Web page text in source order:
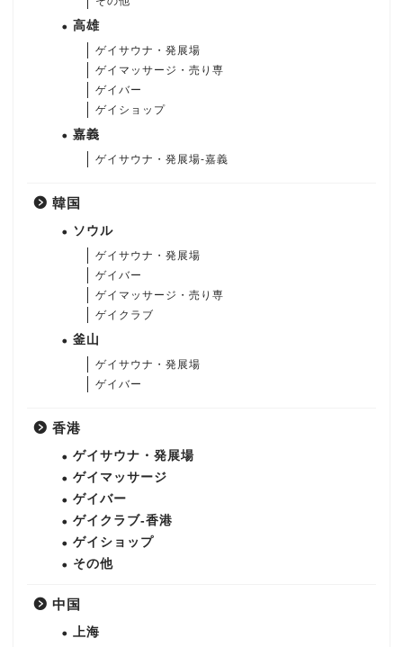
高雄
ゲイサウナ・発展場
ゲイマッサージ・売り専
ゲイバー
ゲイショップ
嘉義
ゲイサウナ・発展場-嘉義
韓国
ソウル
ゲイサウナ・発展場
ゲイバー
ゲイマッサージ・売り専
ゲイクラブ
釜山
ゲイサウナ・発展場
ゲイバー
香港
ゲイサウナ・発展場
ゲイマッサージ
ゲイバー
ゲイクラブ-香港
ゲイショップ
その他
中国
上海